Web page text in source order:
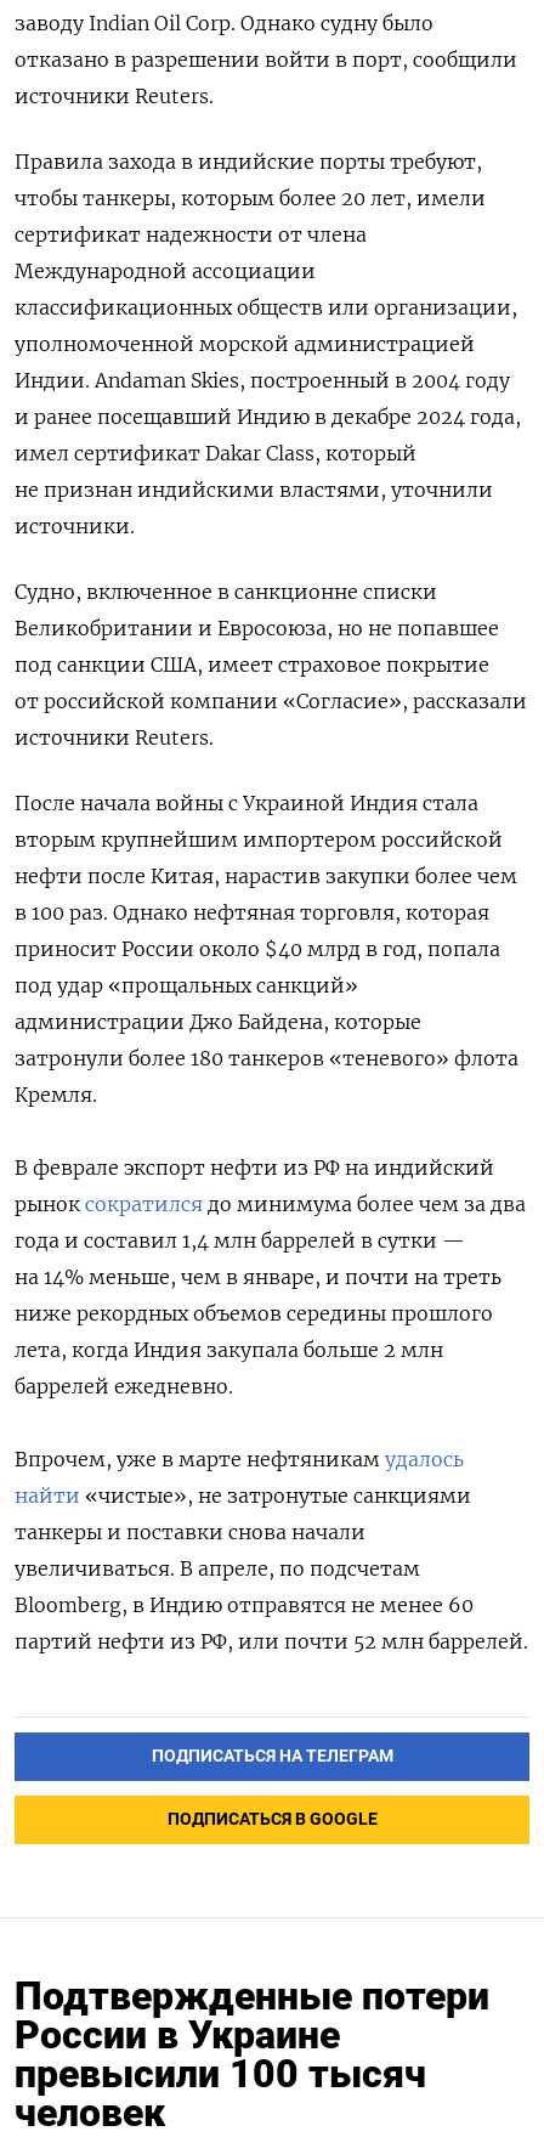
заводу Indian Oil Corp. Однако судну было
отказано в разрешении войти в порт, сообщили
источники Reuters.
Правила захода в индийские порты требуют,
чтобы танкеры, которым более 20 лет, имели
сертификат надежности от члена
Международной ассоциации
классификационных обществ или организации,
уполномоченной морской администрацией
Индии. Andaman Skies, построенный в 2004 году
и ранее посещавший Индию в декабре 2024 года,
имел сертификат Dakar Class, который
не признан индийскими властями, уточнили
источники.
Судно, включенное в санкционне списки
Великобритании и Евросоюза, но не попавшее
под санкции США, имеет страховое покрытие
от российской компании «Согласие», рассказали
источники Reuters.
После начала войны с Украиной Индия стала
вторым крупнейшим импортером российской
нефти после Китая, нарастив закупки более чем
в 100 раз. Однако нефтяная торговля, которая
приносит России около $40 млрд в год, попала
под удар «прощальных санкций»
администрации Джо Байдена, которые
затронули более 180 танкеров «теневого» флота
Кремля.
В феврале экспорт нефти из РФ на индийский
рынок сократился до минимума более чем за два
года и составил 1,4 млн баррелей в сутки —
на 14% меньше, чем в январе, и почти на треть
ниже рекордных объемов середины прошлого
лета, когда Индия закупала больше 2 млн
баррелей ежедневно.
Впрочем, уже в марте нефтяникам удалось
найти «чистые», не затронутые санкциями
танкеры и поставки снова начали
увеличиваться. В апреле, по подсчетам
Bloomberg, в Индию отправятся не менее 60
партий нефти из РФ, или почти 52 млн баррелей.
ПОДПИСАТЬСЯ НА ТЕЛЕГРАМ
ПОДПИСАТЬСЯ В GOOGLE
Подтвержденные потери
России в Украине
превысили 100 тысяч
человек